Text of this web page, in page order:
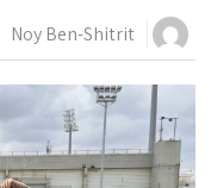
Noy Ben-Shitrit